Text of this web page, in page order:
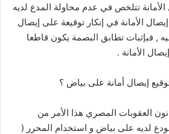
تتلخص في عدم محاولة المدع لديه
الأمانة في إنكار توقيعة على إيصال
, فبإثبات تطابق البصمة يكون قاطعا
الأمانة .
إيصال أمانة على بياض ؟
341 من قانون العقوبات المصري هذا الأمر من
لديه على بياض و استخدام المحرر (